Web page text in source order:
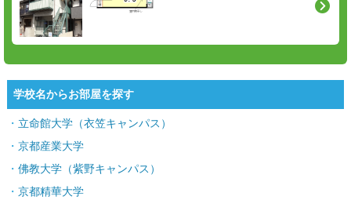
学校名からお部屋を探す
立命館大学（衣笠キャンパス）
京都産業大学
佛教大学（紫野キャンパス）
京都精華大学